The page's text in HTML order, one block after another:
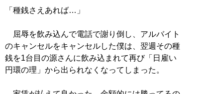
「種銭さえあれば…」
屈辱を飲み込んで電話で謝り倒し、アルバイト
のキャンセルをキャンセルした僕は、翌週その種
銭を1台目の源さんに飲み込まれて再び「日雇い
円環の理」から出られなくなってしまった。